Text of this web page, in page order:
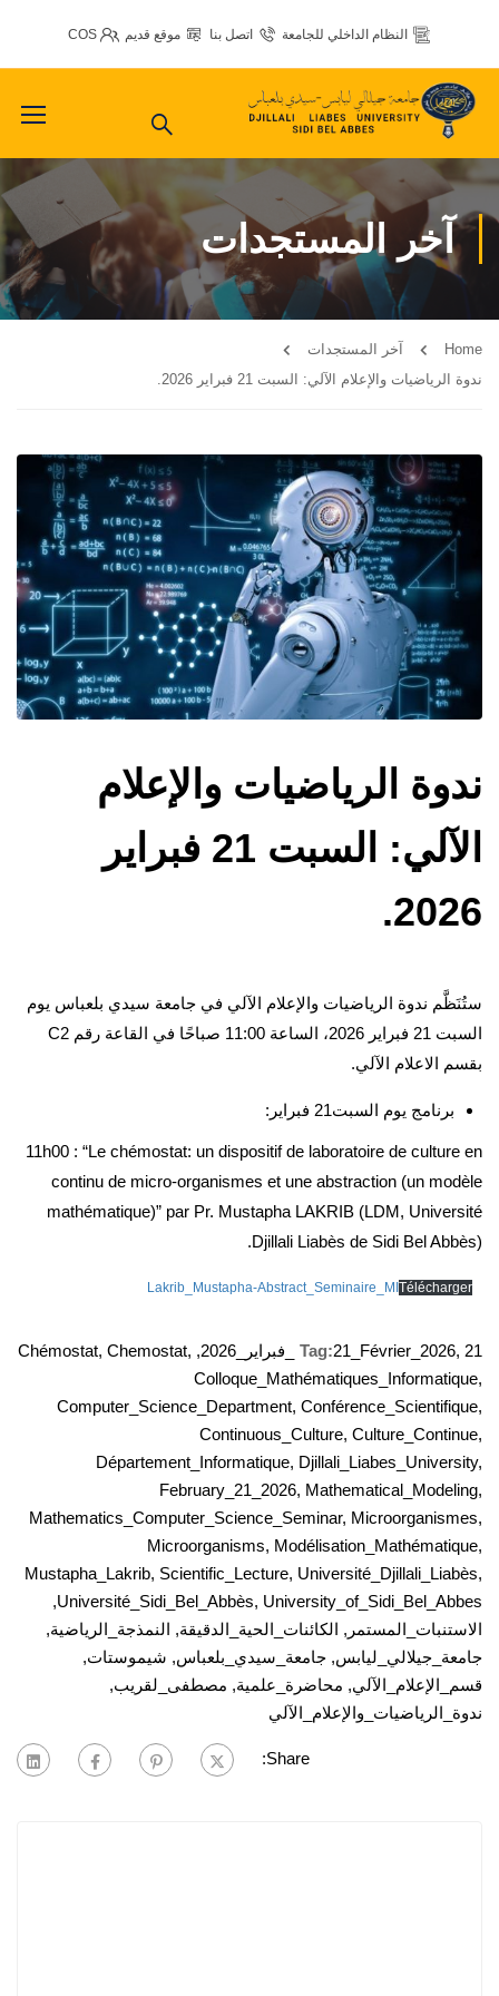
النظام الداخلي للجامعة اتصل بنا موقع قديم COS
آخر المستجدات
Home
آخر المستجدات
ندوة الرياضيات والإعلام الآلي: السبت 21 فبراير 2026.
ندوة الرياضيات والإعلام
الآلي: السبت 21 فبراير
2026.
ستُنَظَّم ندوة الرياضيات والإعلام الآلي في جامعة سيدي بلعباس يوم
السبت 21 فبراير 2026، الساعة 11:00 صباحًا في القاعة رقم C2
بقسم الاعلام الآلي.
برنامج يوم السبت21 فبراير:
11h00 : “Le chémostat: un dispositif de laboratoire de culture en
continu de micro-organismes et une abstraction (un modèle
mathématique)” par Pr. Mustapha LAKRIB (LDM, Université
Djillali Liabès de Sidi Bel Abbès).
Lakrib_Mustapha-Abstract_Seminaire_MI Télécharger
Tag:21_Février_2026, 21_فبراير_2026 ,
Chémostat, Chemostat,
Colloque_Mathématiques_Informatique,
Computer_Science_Department, Conférence_Scientifique,
Continuous_Culture, Culture_Continue,
Département_Informatique, Djillali_Liabes_University,
February_21_2026, Mathematical_Modeling,
Mathematics_Computer_Science_Seminar, Microorganismes,
Microorganisms, Modélisation_Mathématique,
Mustapha_Lakrib, Scientific_Lecture, Université_Djillali_Liabès,
Université_Sidi_Bel_Abbès, University_of_Sidi_Bel_Abbes
,
الاستنبات_المستمر , الكائنات_الحية_الدقيقة, النمذجة_الرياضية,
جامعة_جيلالي_ليابس, جامعة_سيدي_بلعباس, شيموستات,
قسم_الإعلام_الآلي, محاضرة_علمية, مصطفى_لقريب,
ندوة_الرياضيات_والإعلام_الآلي
Share: